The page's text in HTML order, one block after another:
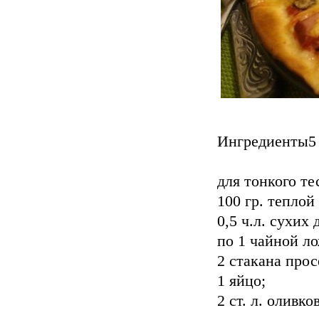
Ингредиенты5
для тонкого
100 гр.
0,5 ч.л. сухих
по 1 чайной
2 стакана
1 яйцо;
2 ст. л.